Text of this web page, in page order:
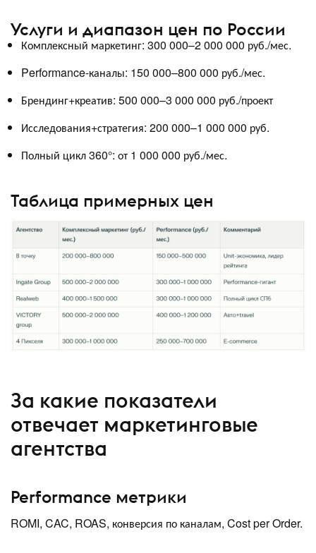
Услуги и диапазон цен по России
Комплексный маркетинг: 300 000–2 000 000 руб./мес.
Performance-каналы: 150 000–800 000 руб./мес.
Брендинг+креатив: 500 000–3 000 000 руб./проект
Исследования+стратегия: 200 000–1 000 000 руб.
Полный цикл 360°: от 1 000 000 руб./мес.
Таблица примерных цен
За какие показатели
отвечает маркетинговые
агентства
Performance метрики
ROMI, CAC, ROAS, конверсия по каналам, Cost per Order.